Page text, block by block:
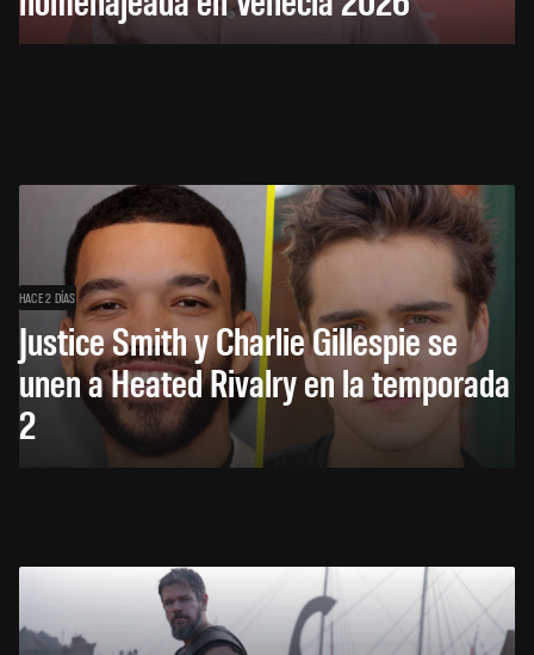
HACE 2 DÍAS
Justice Smith y Charlie Gillespie se
unen a Heated Rivalry en la temporada
2